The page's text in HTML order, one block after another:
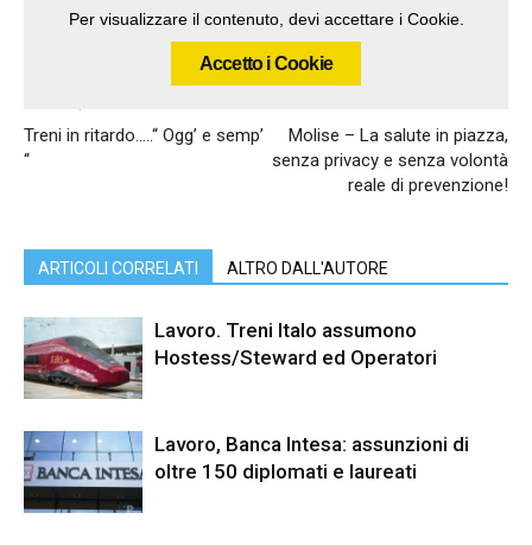
Per visualizzare il contenuto, devi accettare i Cookie.
Accetto i Cookie
Treni in ritardo…..“ Ogg’ e semp’
“
Molise – La salute in piazza,
senza privacy e senza volontà
reale di prevenzione!
ARTICOLI CORRELATI ALTRO DALL'AUTORE
Lavoro. Treni Italo assumono
Hostess/Steward ed Operatori
Lavoro, Banca Intesa: assunzioni di
oltre 150 diplomati e laureati